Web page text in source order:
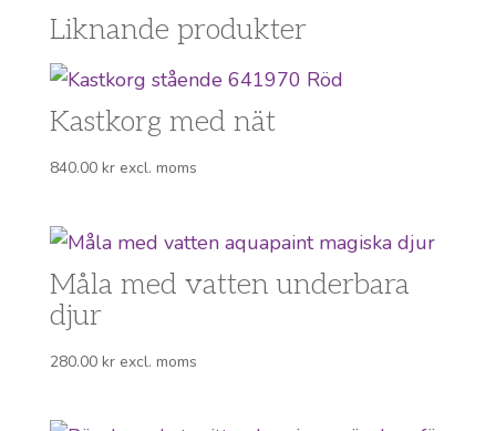
Liknande produkter
Kastkorg med nät
840.00 krexcl. moms
Måla med vatten underbara
djur
280.00 krexcl. moms